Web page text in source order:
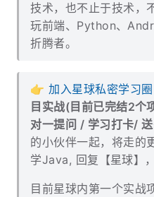
技术，也不止于技术，
玩前端、Python、
折腾者。
👉加入星球私密学习圈
目实战(目前已完结2
对一提问 / 学习打卡/
的小伙伴一起，将走的
学Java, 回复【星球】
目前星球内第一个实战